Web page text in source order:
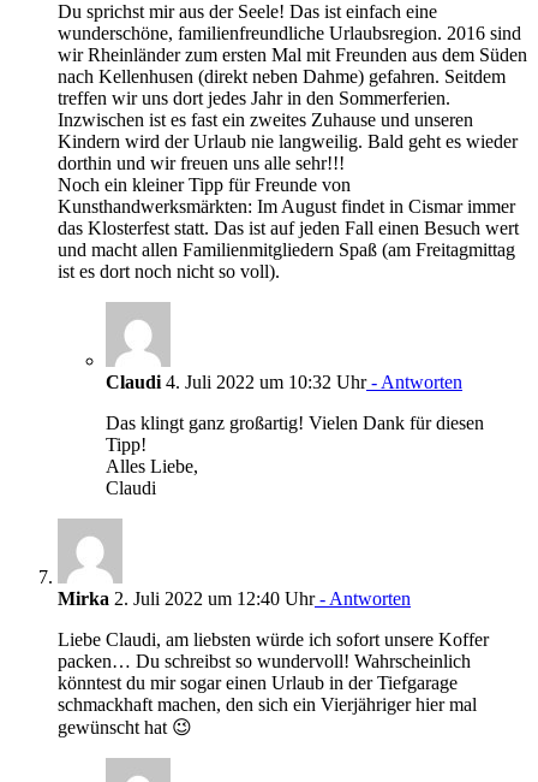
Du sprichst mir aus der Seele! Das ist einfach eine
wunderschöne, familienfreundliche Urlaubsregion. 2016 sind
wir Rheinländer zum ersten Mal mit Freunden aus dem Süden
nach Kellenhusen (direkt neben Dahme) gefahren. Seitdem
treffen wir uns dort jedes Jahr in den Sommerferien.
Inzwischen ist es fast ein zweites Zuhause und unseren
Kindern wird der Urlaub nie langweilig. Bald geht es wieder
dorthin und wir freuen uns alle sehr!!!
Noch ein kleiner Tipp für Freunde von
Kunsthandwerksmärkten: Im August findet in Cismar immer
das Klosterfest statt. Das ist auf jeden Fall einen Besuch wert
und macht allen Familienmitgliedern Spaß (am Freitagmittag
ist es dort noch nicht so voll).
Claudi4. Juli 2022 um 10:32 Uhr- Antworten
Das klingt ganz großartig! Vielen Dank für diesen
Tipp!
Alles Liebe,
Claudi
Mirka 2. Juli 2022 um 12:40 Uhr- Antworten
Liebe Claudi, am liebsten würde ich sofort unsere Koffer
packen… Du schreibst so wundervoll! Wahrscheinlich
könntest du mir sogar einen Urlaub in der Tiefgarage
schmackhaft machen, den sich ein Vierjähriger hier mal
gewünscht hat 😉